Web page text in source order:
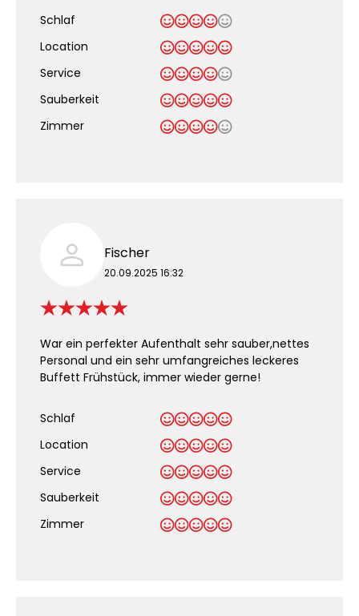
Schlaf
Location
Service
Sauberkeit
Zimmer
Fischer
20.09.2025 16:32
War ein perfekter Aufenthalt sehr sauber,nettes
Personal und ein sehr umfangreiches leckeres
Buffett Frühstück, immer wieder gerne!
Schlaf
Location
Service
Sauberkeit
Zimmer